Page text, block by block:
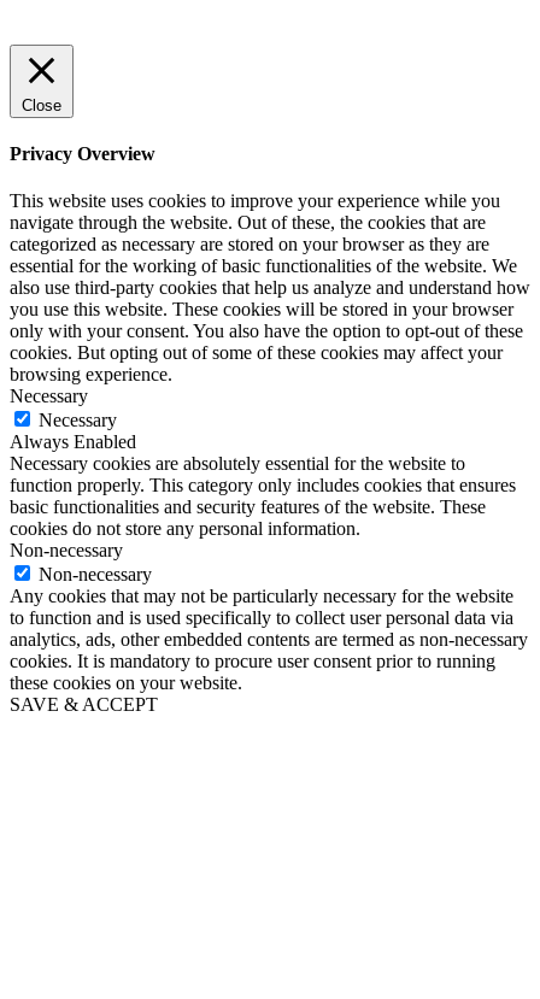
Close
Privacy Overview
This website uses cookies to improve your experience while you
navigate through the website. Out of these, the cookies that are
categorized as necessary are stored on your browser as they are
essential for the working of basic functionalities of the website. We
also use third-party cookies that help us analyze and understand how
you use this website. These cookies will be stored in your browser
only with your consent. You also have the option to opt-out of these
cookies. But opting out of some of these cookies may affect your
browsing experience.
Necessary
Necessary
Always Enabled
Necessary cookies are absolutely essential for the website to
function properly. This category only includes cookies that ensures
basic functionalities and security features of the website. These
cookies do not store any personal information.
Non-necessary
Non-necessary
Any cookies that may not be particularly necessary for the website
to function and is used specifically to collect user personal data via
analytics, ads, other embedded contents are termed as non-necessary
cookies. It is mandatory to procure user consent prior to running
these cookies on your website.
SAVE & ACCEPT